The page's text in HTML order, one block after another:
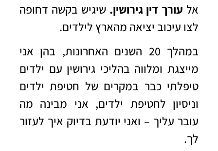
אל עורך דין גירושין.שיגיש בקשה דחופה
לצו עיכוב יציאה מהארץ לילדים.
במהלך 20 השנים האחרונות, בהן אני
מייצגת ומלווה בהליכי גירושין עם ילדים
טיפלתי כבר במקרים של חטיפת ילדים
וניסיון לחטיפת ילדים, אני מבינה מה
עובר עליך – ואני יודעת בדיוק איך לעזור
לך.